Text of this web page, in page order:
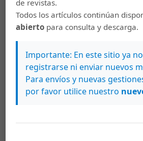
producción literaria de Julieta
innovación de los temas y
en A la vuelta de la esquina y
Diciembre)
Dorde Cuvardic García,Uso
´ de la ironía situaciones en
(2014): Káñina (Enero-Junio)
de revistas.
Todos los artículos continúan
abierto para consulta y descarga.
Importante: En este sitio ya
registrarse ni enviar nuevos
Para envíos y nuevas
por favor utilice nuestro